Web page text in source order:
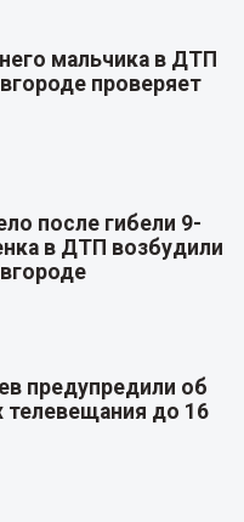
мальчика в ДТП
проверяет
после гибели 9-
в ДТП возбудили
предупредили об
телевещания до 16